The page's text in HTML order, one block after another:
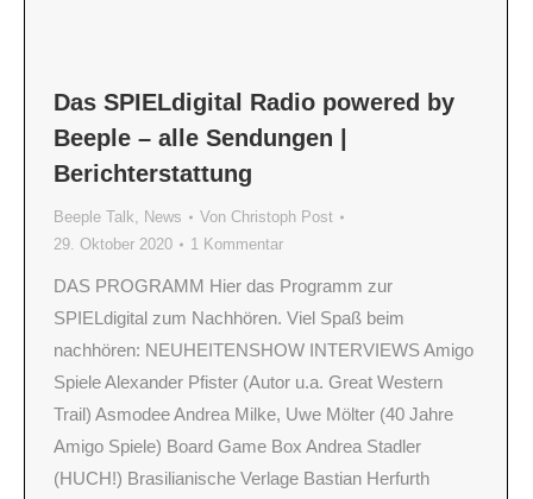
Das SPIELdigital Radio powered by
Beeple – alle Sendungen |
Berichterstattung
Beeple Talk, News Von Christoph Post
29. Oktober 2020
1 Kommentar
DAS PROGRAMM Hier das Programm zur
SPIELdigital zum Nachhören. Viel Spaß beim
nachhören: NEUHEITENSHOW INTERVIEWS Amigo
Spiele Alexander Pfister (Autor u.a. Great Western
Trail) Asmodee Andrea Milke, Uwe Mölter (40 Jahre
Amigo Spiele) Board Game Box Andrea Stadler
(HUCH!) Brasilianische Verlage Bastian Herfurth